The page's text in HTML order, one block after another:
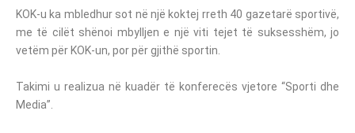
KOK-u ka mbledhur sot në një koktej rreth 40 gazetarë sportivë,
me të cilët shënoi mbylljen e një viti tejet të suksesshëm, jo
vetëm për KOK-un, por për gjithë sportin.
Takimi u realizua në kuadër të konferecës vjetore “Sporti dhe
Media”.